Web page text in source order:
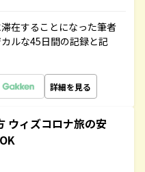
在することになった筆者
ルな45日間の記録と記
詳細を見る
ウィズコロナ旅の安